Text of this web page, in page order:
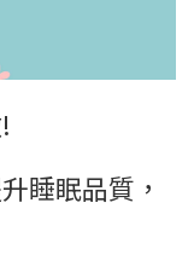
睡眠品質，